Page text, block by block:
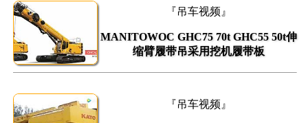
『吊车视频』
MANITOWOC GHC75 70t GHC55 50t伸
缩臂履带吊采用挖机履带板
『吊车视频』